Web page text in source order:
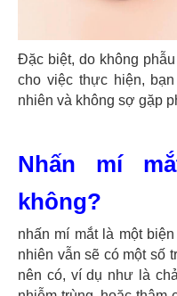
Đặc biệt, do không
cho việc thực hiện,
nhiên và không sợ gặp
Nhấn mí
không?
nhấn mí mắt là một
nhiên vẫn sẽ có một số
nên có, ví dụ như là